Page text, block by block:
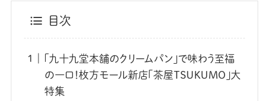
目次
「九十九堂本舗のクリームパン」で味わう至福
の一口！枚方モール新店「茶屋TSUKUMO」大
特集